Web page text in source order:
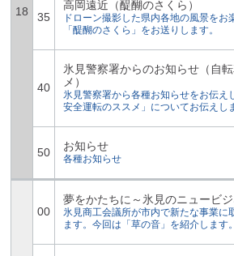
18 35
高岡遠近（醍醐のさくら）
ドローン撮影した県内各地の風景をお
「醍醐のさくら」をお送りします。
40
氷見警察署からのお知らせ（自
メ）
氷見警察署から各種お知らせをお伝え
安全運転のススメ」についてお伝えし
50 お知らせ
各種お知らせ
00
夢をかたちに～氷見のニュービジ
氷見商工会議所が市内で新たな事業に
ます。今回は「草の音」を紹介します。